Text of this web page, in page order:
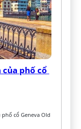
phố cổ
cổ Geneva Old